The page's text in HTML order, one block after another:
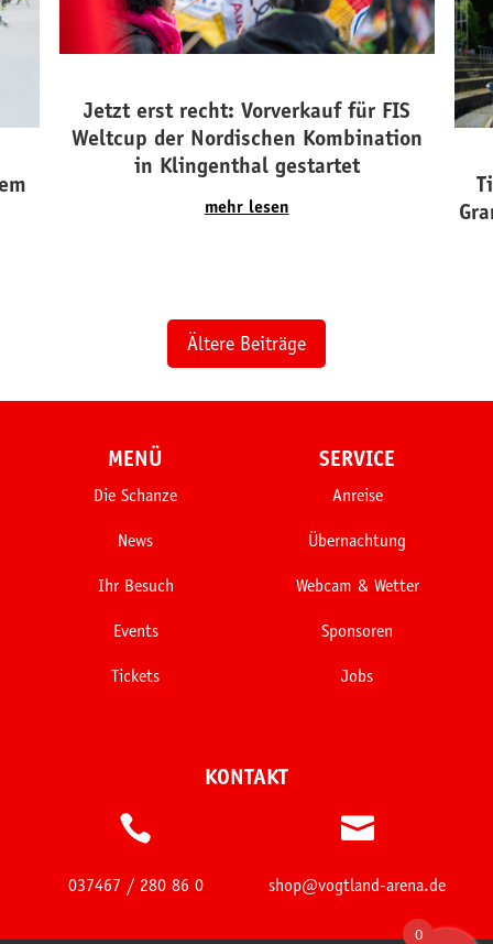
Jetzt erst recht: Vorverkauf für FIS
Weltcup der Nordischen Kombination
in Klingenthal gestartet
mehr lesen
Ältere Beiträge
MENÜ
Die Schanze
News
Ihr Besuch
Events
Tickets
SERVICE
Anreise
Übernachtung
Webcam & Wetter
Sponsoren
Jobs
KONTAKT

037467 / 280 86 0

shop@vogtland-arena.de
0